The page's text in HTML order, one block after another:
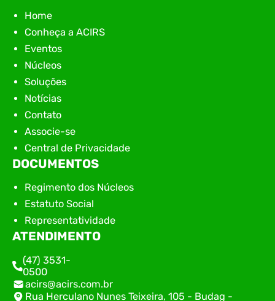
Home
Conheça a ACIRS
Eventos
Núcleos
Soluções
Notícias
Contato
Associe-se
Central de Privacidade
DOCUMENTOS
Regimento dos Núcleos
Estatuto Social
Representatividade
ATENDIMENTO
(47) 3531-
0500
acirs@acirs.com.br
Rua Herculano Nunes Teixeira, 105 - Budag -